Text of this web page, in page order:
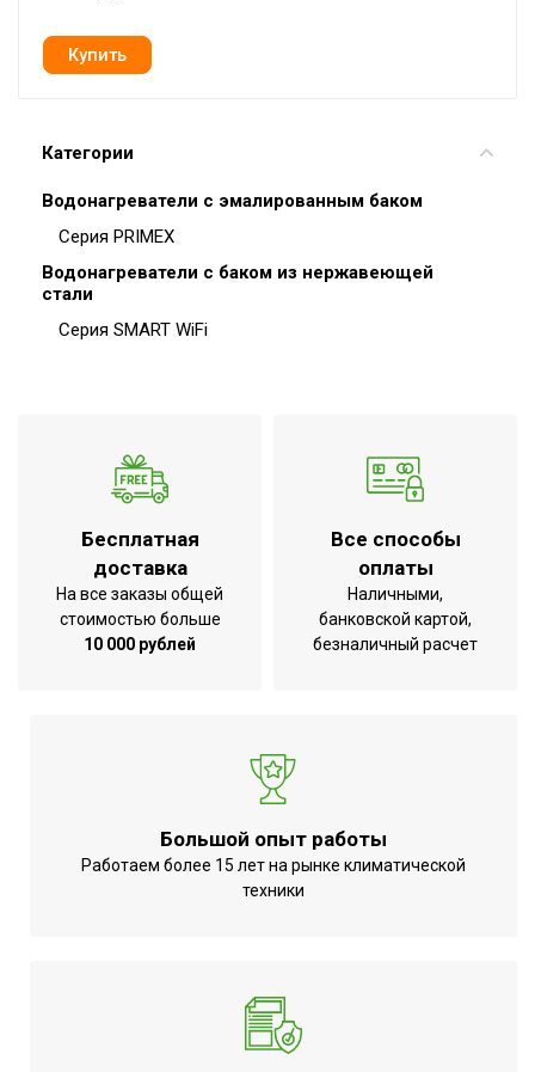
Категории
Водонагреватели с эмалированным баком
Серия PRIMEX
Водонагреватели с баком из нержавеющей
стали
Серия SMART WiFi
Бесплатная
доставка
На все заказы общей
стоимостью больше
10 000 рублей
Все способы
оплаты
Наличными,
банковской картой,
безналичный расчет
Большой опыт работы
Работаем более 15 лет на рынке климатической
техники